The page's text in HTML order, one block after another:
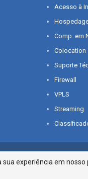
Acesso à
Comp. em
Colocation
Suporte
Firewall
VPLS
Streaming
os direitos reservados.
experiência em